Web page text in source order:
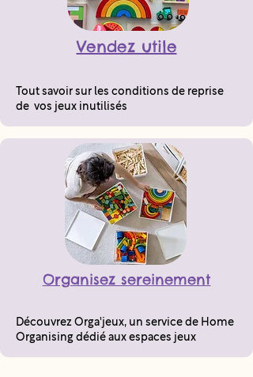
Vendez utile
Tout savoir sur les conditions de reprise
de vos jeux inutilisés
Organisez sereinement
Découvrez Orga'jeux, un service de Home
Organising dédié aux espaces jeux